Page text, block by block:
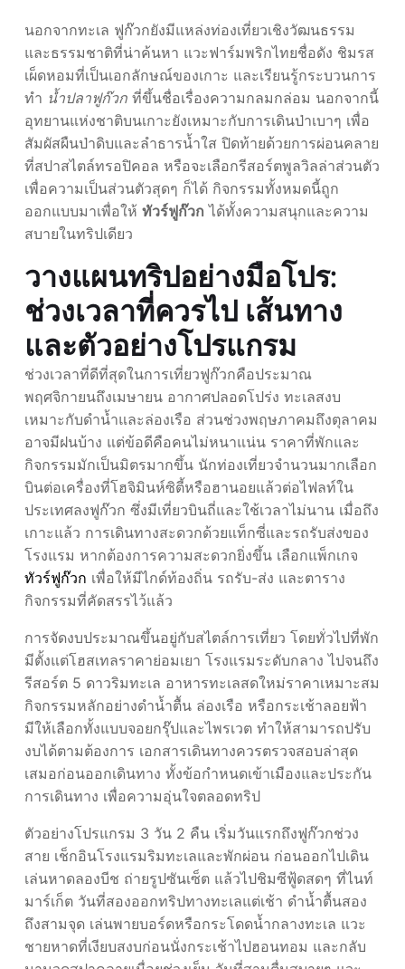
นอกจากทะเล ฟูก๊วกยังมีแหล่งท่องเที่ยวเชิงวัฒนธรรม
และธรรมชาติที่น่าค้นหา แวะฟาร์มพริกไทยชื่อดัง ชิมรส
เผ็ดหอมที่เป็นเอกลักษณ์ของเกาะ และเรียนรู้กระบวนการ
ทำ น้ำปลาฟูก๊วก ที่ขึ้นชื่อเรื่องความกลมกล่อม นอกจากนี้
อุทยานแห่งชาติบนเกาะยังเหมาะกับการเดินป่าเบาๆ เพื่อ
สัมผัสผืนป่าดิบและลำธารน้ำใส ปิดท้ายด้วยการผ่อนคลาย
ที่สปาสไตล์ทรอปิคอล หรือจะเลือกรีสอร์ตพูลวิลล่าส่วนตัว
เพื่อความเป็นส่วนตัวสุดๆ ก็ได้ กิจกรรมทั้งหมดนี้ถูก
ออกแบบมาเพื่อให้ ทัวร์ฟูก๊วก ได้ทั้งความสนุกและความ
สบายในทริปเดียว
วางแผนทริปอย่างมือโปร:
ช่วงเวลาที่ควรไป เส้นทาง
และตัวอย่างโปรแกรม
ช่วงเวลาที่ดีที่สุดในการเที่ยวฟูก๊วกคือประมาณ
พฤศจิกายนถึงเมษายน อากาศปลอดโปร่ง ทะเลสงบ
เหมาะกับดำน้ำและล่องเรือ ส่วนช่วงพฤษภาคมถึงตุลาคม
อาจมีฝนบ้าง แต่ข้อดีคือคนไม่หนาแน่น ราคาที่พักและ
กิจกรรมมักเป็นมิตรมากขึ้น นักท่องเที่ยวจำนวนมากเลือก
บินต่อเครื่องที่โฮจิมินห์ซิตี้หรือฮานอยแล้วต่อไฟลท์ใน
ประเทศลงฟูก๊วก ซึ่งมีเที่ยวบินถี่และใช้เวลาไม่นาน เมื่อถึง
เกาะแล้ว การเดินทางสะดวกด้วยแท็กซี่และรถรับส่งของ
โรงแรม หากต้องการความสะดวกยิ่งขึ้น เลือกแพ็กเกจ
ทัวร์ฟูก๊วก เพื่อให้มีไกด์ท้องถิ่น รถรับ-ส่ง และตาราง
กิจกรรมที่คัดสรรไว้แล้ว
การจัดงบประมาณขึ้นอยู่กับสไตล์การเที่ยว โดยทั่วไปที่พัก
มีตั้งแต่โฮสเทลราคาย่อมเยา โรงแรมระดับกลาง ไปจนถึง
รีสอร์ต 5 ดาวริมทะเล อาหารทะเลสดใหม่ราคาเหมาะสม
กิจกรรมหลักอย่างดำน้ำตื้น ล่องเรือ หรือกระเช้าลอยฟ้า
มีให้เลือกทั้งแบบจอยกรุ๊ปและไพรเวต ทำให้สามารถปรับ
งบได้ตามต้องการ เอกสารเดินทางควรตรวจสอบล่าสุด
เสมอก่อนออกเดินทาง ทั้งข้อกำหนดเข้าเมืองและประกัน
การเดินทาง เพื่อความอุ่นใจตลอดทริป
ตัวอย่างโปรแกรม 3 วัน 2 คืน เริ่มวันแรกถึงฟูก๊วกช่วง
สาย เช็กอินโรงแรมริมทะเลและพักผ่อน ก่อนออกไปเดิน
เล่นหาดลองบีช ถ่ายรูปซันเซ็ต แล้วไปชิมซีฟู้ดสดๆ ที่ไนท์
มาร์เก็ต วันที่สองออกทริปทางทะเลแต่เช้า ดำน้ำตื้นสอง
ถึงสามจุด เล่นพายบอร์ดหรือกระโดดน้ำกลางทะเล แวะ
ชายหาดที่เงียบสงบก่อนนั่งกระเช้าไปฮอนทอม และกลับ